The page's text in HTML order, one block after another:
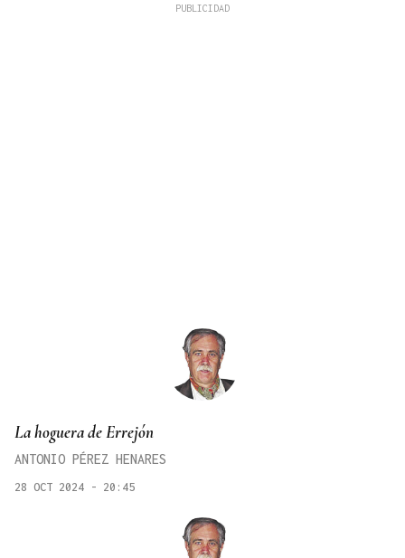
La hoguera de Errejón
ANTONIO PÉREZ HENARES
28 OCT 2024 - 20:45